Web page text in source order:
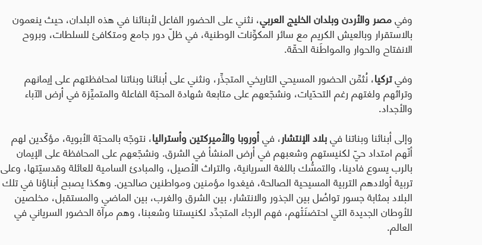
وفيمصر والأردن وبلدان الخليج العربي، نثني على الحضور الفاعل لأبنائنا في هذه البلدان، حيث ينعمون
بالاستقرار وبالعيش الكريم مع سائر المكوِّنات الوطنية، في ظلّ دور جامع ومتكافئ للسلطات، وبروح
الانفتاح والحوار والمواطَنة الحقّة.
وفيتركيا، نُثمِّن الحضور المسيحي التاريخي المتجذِّر، ونثني على أبنائنا وبناتنا لمحافظتهم على إيمانهم
وتراثهم ولغتهم رغم التحدّيات، ونشجّعهم على متابعة شهادة المحبّة الفاعلة والمتميِّزة في أرض الآباء
والأجداد.
وإلى أبنائنا وبناتنا فيبلاد الإنتشار، فيأوروبا والأميركتين وأستراليا، نتوجّه بالمحبّة الأبوية، مؤكّدين لهم
أنّهم امتداد حيّ لكنيستهم وشعبهم في أرض المنشأ في الشرق. ونشجّعهم على المحافظة على الإيمان
بالرب يسوع فادينا، والتمسُّك باللغة السريانية، والتراث الأصيل، والمبادئ السامية للعائلة وقدسيّتها، وعلى
تربية أولادهم التربية المسيحية الصالحة، فيغدوا مؤمنين ومواطنين صالحين. وهكذا يصبح أبناؤنا في تلك
البلاد بمثابة جسور تواصُل بين الجذور والانتشار، بين الشرق والغرب، بين الماضي والمستقبل، مخلصين
للأوطان الجديدة التي احتضنَتْهم، فهم الرجاء المتجدِّد لكنيستنا وشعبنا، وهم مرآة الحضور السرياني في
العالم.